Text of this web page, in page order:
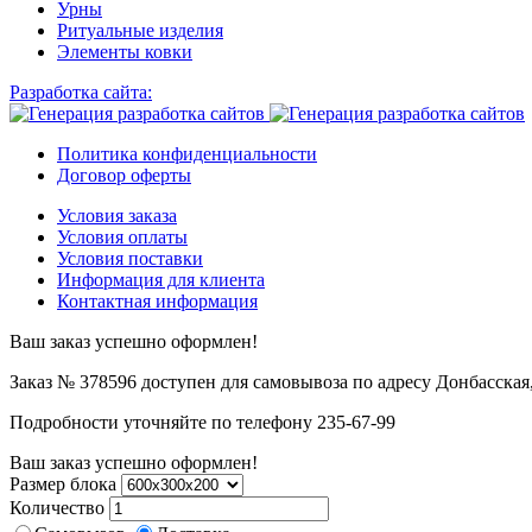
Урны
Ритуальные изделия
Элементы ковки
Разработка сайта:
Политика конфиденциальности
Договор оферты
Условия заказа
Условия оплаты
Условия поставки
Информация для клиента
Контактная информация
Ваш заказ успешно оформлен!
Заказ № 378596 доступен для самовывоза по адресу
Подробности уточняйте по телефону 235-67-99
Ваш заказ успешно оформлен!
Размер блока
Количество